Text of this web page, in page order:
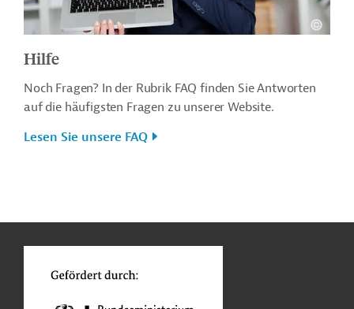
Hilfe
Noch Fragen? In der Rubrik FAQ finden Sie Antworten
auf die häufigsten Fragen zu unserer Website.
Lesen Sie unsere FAQ